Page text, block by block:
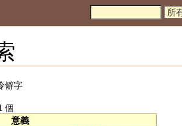
僻字
個
意義